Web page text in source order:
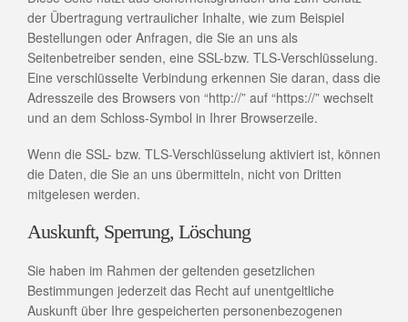
der Übertragung vertraulicher Inhalte, wie zum Beispiel
Bestellungen oder Anfragen, die Sie an uns als
Seitenbetreiber senden, eine SSL-bzw. TLS-Verschlüsselung.
Eine verschlüsselte Verbindung erkennen Sie daran, dass die
Adresszeile des Browsers von “http://” auf “https://” wechselt
und an dem Schloss-Symbol in Ihrer Browserzeile.
Wenn die SSL- bzw. TLS-Verschlüsselung aktiviert ist, können
die Daten, die Sie an uns übermitteln, nicht von Dritten
mitgelesen werden.
Auskunft, Sperrung, Löschung
Sie haben im Rahmen der geltenden gesetzlichen
Bestimmungen jederzeit das Recht auf unentgeltliche
Auskunft über Ihre gespeicherten personenbezogenen